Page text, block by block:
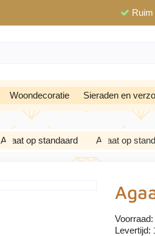
Woondecoratie Sieraden en
Agaat op standaard Agaat op
Voorraad:
Levertijd: